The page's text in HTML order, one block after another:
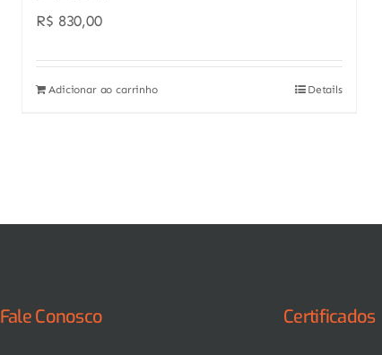
R$ 830,00
Adicionar ao carrinho Details
Fale Conosco Certificados